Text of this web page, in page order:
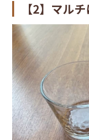
【2】マル